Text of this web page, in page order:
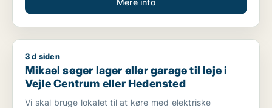
Mere info
Mikael søger lager eller garage til leje i Vejle Centrum eller
3 d siden
Mikael søger lager eller garage til leje i
Vejle Centrum eller Hedensted
Vi skal bruge lokalet til at køre med elektriske